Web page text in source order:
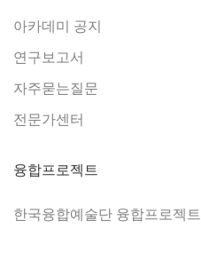
아카데미 공지
연구보고서
자주묻는질문
전문가센터
융합프로젝트
한국융합예술단 융합프로젝트